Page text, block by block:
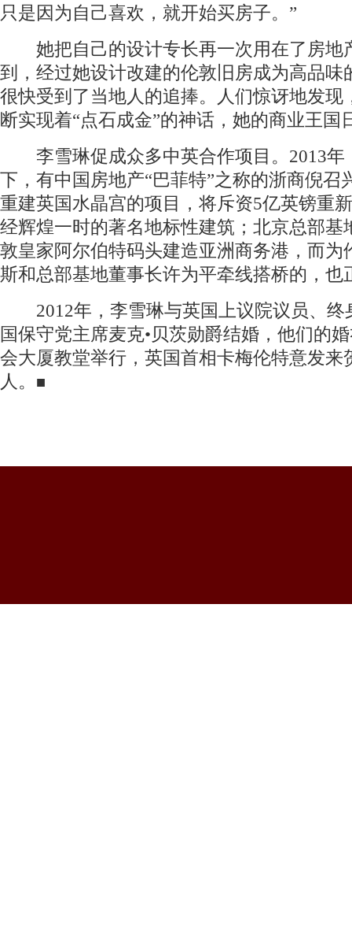
只是因为自己喜欢，就开始买房子。”
她把自己的设计专长再一次用在了房地
到，经过她设计改建的伦敦旧房成为高品味
很快受到了当地人的追捧。人们惊讶地发现
断实现着“点石成金”的神话，她的商业王国
李雪琳促成众多中英合作项目。2013年
下，有中国房地产“巴菲特”之称的浙商倪召
重建英国水晶宫的项目，将斥资5亿英镑重
经辉煌一时的著名地标性建筑；北京总部基
敦皇家阿尔伯特码头建造亚洲商务港，而为
斯和总部基地董事长许为平牵线搭桥的，也
2012年，李雪琳与英国上议院议员、终
国保守党主席麦克•贝茨勋爵结婚，他们的
会大厦教堂举行，英国首相卡梅伦特意发来
人。
■